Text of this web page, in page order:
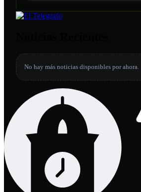
No hay más noticias disponibles por ahora.